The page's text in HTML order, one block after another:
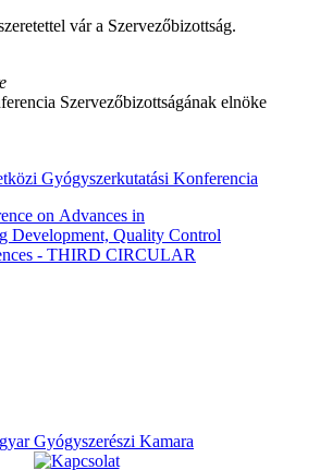
vár a Szervezőbizottság.
Szervezőbizottságának elnöke
Gyógyszerkutatási Konferencia
on Advances in
Development, Quality Control
- THIRD CIRCULAR